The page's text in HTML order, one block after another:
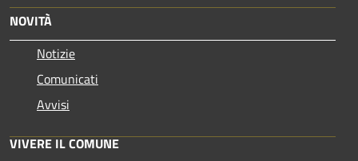
NOVITÀ
Notizie
Comunicati
Avvisi
VIVERE IL COMUNE